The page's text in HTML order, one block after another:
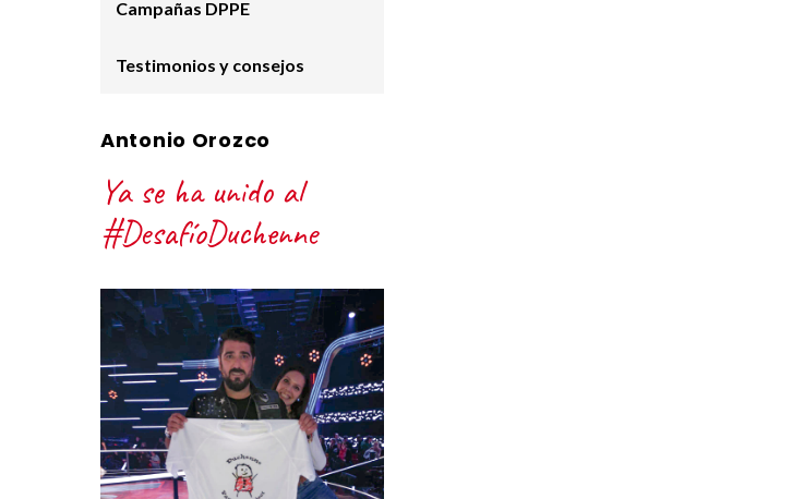
Campañas DPPE
Testimonios y consejos
Antonio Orozco
Ya se ha unido al
#DesafíoDuchenne